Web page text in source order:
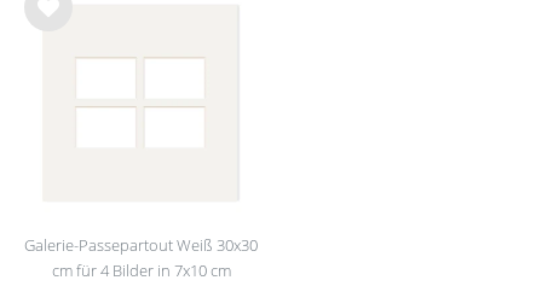
Wu
Galerie-Passepartout Weiß 30x30
cm für 4 Bilder in 7x10 cm